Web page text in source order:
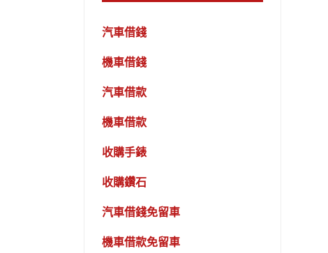
汽車借錢
機車借錢
汽車借款
機車借款
收購手錶
收購鑽石
汽車借錢免留車
機車借款免留車